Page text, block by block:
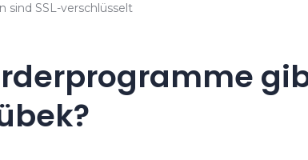
sind SSL-verschlüsselt